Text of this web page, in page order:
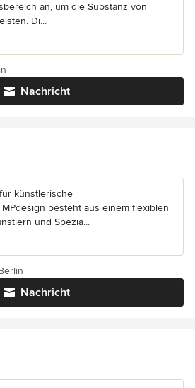
an, um die Substanz von
Di...
Nachricht
künstlerische
besteht aus einem flexiblen
und Spezia...
Nachricht